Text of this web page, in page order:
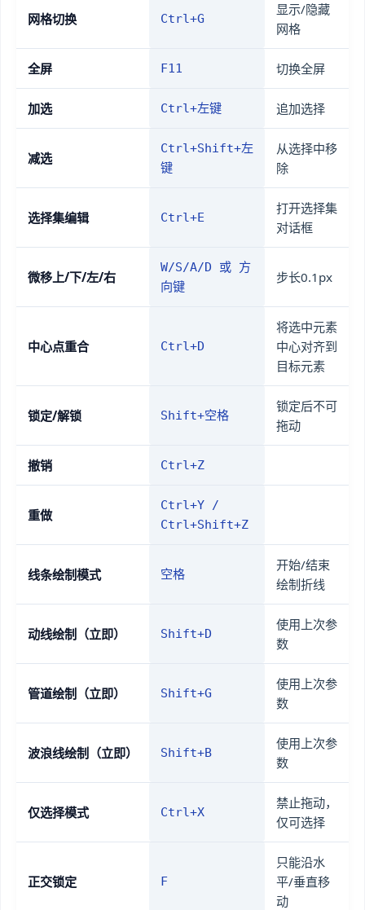
网格切换 Ctrl+G
显示/隐藏
网格
全屏 F11 切换全屏
加选 Ctrl+左键 追加选择
减选
Ctrl+Shift+左
键
从选择中移
除
选择集编辑 Ctrl+E
打开选择集
对话框
微移上/下/左/右
W/S/A/D 或 方
向键
步长0.1px
中心点重合 Ctrl+D
将选中元素
中心对齐到
目标元素
锁定/解锁 Shift+空格
锁定后不可
拖动
撤销 Ctrl+Z
重做
Ctrl+Y /
Ctrl+Shift+Z
线条绘制模式 空格
开始/结束
绘制折线
动线绘制（立即） Shift+D
使用上次参
数
管道绘制（立即） Shift+G
使用上次参
数
波浪线绘制（立即） Shift+B
使用上次参
数
仅选择模式 Ctrl+X
禁止拖动，
仅可选择
正交锁定 F
只能沿水
平/垂直移
动